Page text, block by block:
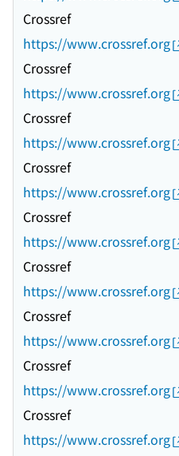
Crossref
https://www.crossref.org
Crossref
https://www.crossref.org
Crossref
https://www.crossref.org
Crossref
https://www.crossref.org
Crossref
https://www.crossref.org
Crossref
https://www.crossref.org
Crossref
https://www.crossref.org
Crossref
https://www.crossref.org
Crossref
https://www.crossref.org